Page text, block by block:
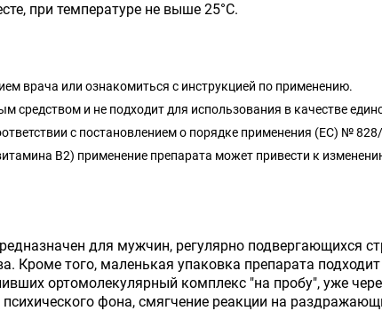
при температуре не выше 25°С.
врача или ознакомиться с инструкцией по применению.
средством и не подходит для использования в качестве
с постановлением о порядке применения (ЕС) №
В2) применение препарата может привести к
для мужчин, регулярно подвергающихся
Кроме того, маленькая упаковка препарата
ортомолекулярный комплекс "на пробу", уже
психического фона, смягчение реакции на